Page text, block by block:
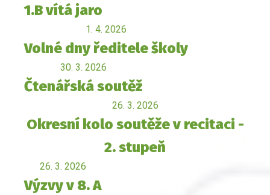
1.B vítá jaro
1. 4. 2026
Volné dny ředitele školy
30. 3. 2026
Čtenářská soutěž
26. 3. 2026
Okresní kolo soutěže v recitaci -
2. stupeň
26. 3. 2026
Výzvy v 8. A